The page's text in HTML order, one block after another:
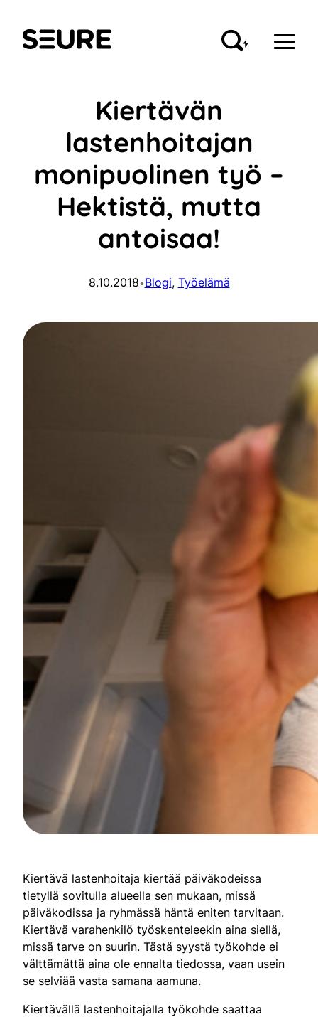
sisältöön
Seure
Kiertävän
lastenhoitajan
monipuolinen työ –
Hektistä, mutta
antoisaa!
8.10.2018•Blogi, Työelämä
Kiertävä lastenhoitaja kiertää päiväkodeissa
tietyllä sovitulla alueella sen mukaan, missä
päiväkodissa ja ryhmässä häntä eniten tarvitaan.
Kiertävä varahenkilö työskenteleekin aina siellä,
missä tarve on suurin. Tästä syystä työkohde ei
välttämättä aina ole ennalta tiedossa, vaan usein
se selviää vasta samana aamuna.
Kiertävällä lastenhoitajalla työkohde saattaa